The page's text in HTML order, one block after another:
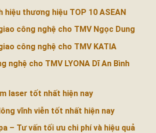
hiệu thương hiệu TOP 10 ASEAN
công nghệ cho TMV Ngọc Dung
công nghệ cho TMV KATIA
nghệ cho TMV LYONA Dĩ An Bình
laser tốt nhất hiện nay
vĩnh viễn tốt nhất hiện nay
– Tư vấn tối ưu chi phí và hiệu quả